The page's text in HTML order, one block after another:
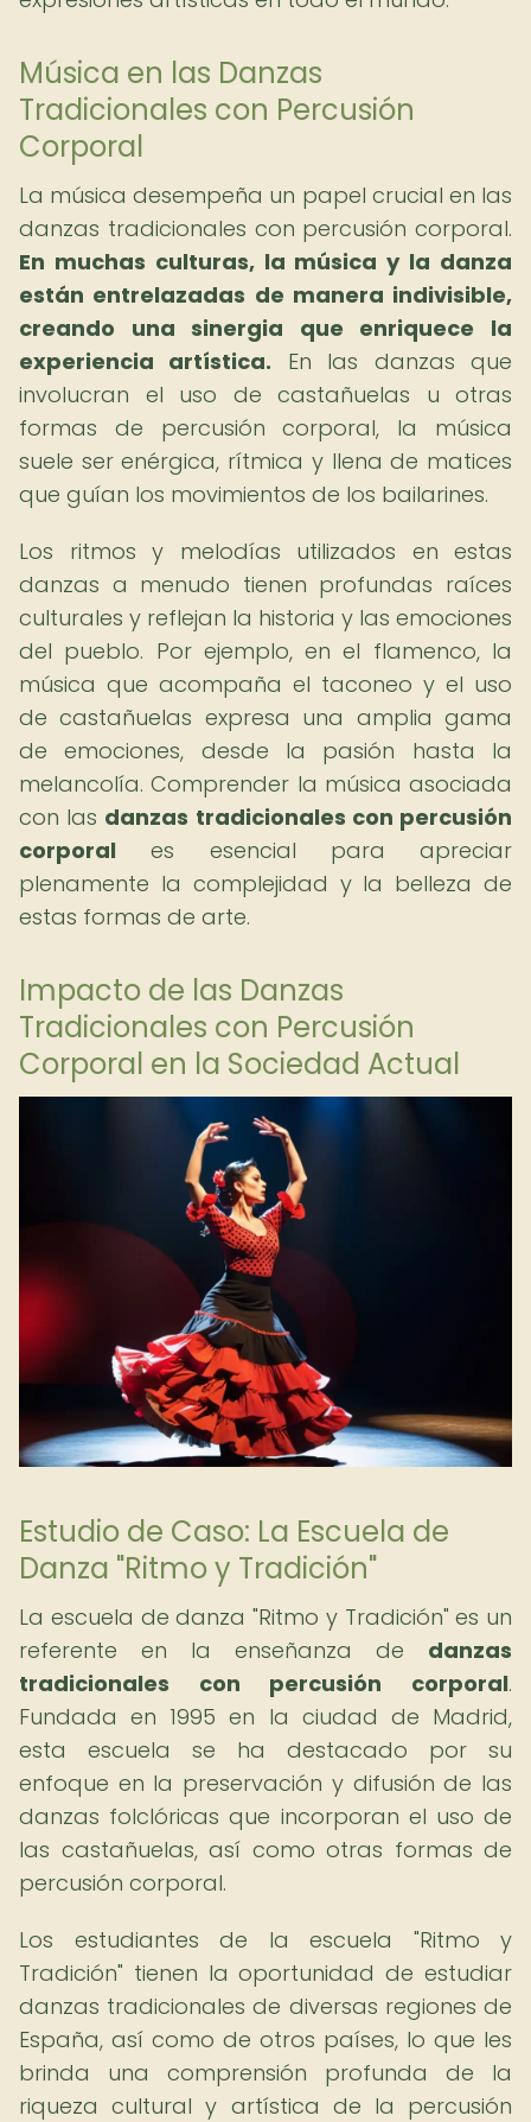
Música en las Danzas
Tradicionales con Percusión
Corporal
La música desempeña un papel crucial en las
danzas tradicionales con percusión corporal.
En muchas culturas, la música y la danza
están entrelazadas de manera indivisible,
creando una sinergia que enriquece la
experiencia artística. En las danzas que
involucran el uso de castañuelas u otras
formas de percusión corporal, la música
suele ser enérgica, rítmica y llena de matices
que guían los movimientos de los bailarines.
Los ritmos y melodías utilizados en estas
danzas a menudo tienen profundas raíces
culturales y reflejan la historia y las emociones
del pueblo. Por ejemplo, en el flamenco, la
música que acompaña el taconeo y el uso
de castañuelas expresa una amplia gama
de emociones, desde la pasión hasta la
melancolía. Comprender la música asociada
con las danzas tradicionales con percusión
corporal es esencial para apreciar
plenamente la complejidad y la belleza de
estas formas de arte.
Impacto de las Danzas
Tradicionales con Percusión
Corporal en la Sociedad Actual
Estudio de Caso: La Escuela de
Danza "Ritmo y Tradición"
La escuela de danza "Ritmo y Tradición" es un
referente en la enseñanza de danzas
tradicionales con percusión corporal.
Fundada en 1995 en la ciudad de Madrid,
esta escuela se ha destacado por su
enfoque en la preservación y difusión de las
danzas folclóricas que incorporan el uso de
las castañuelas, así como otras formas de
percusión corporal.
Los estudiantes de la escuela "Ritmo y
Tradición" tienen la oportunidad de estudiar
danzas tradicionales de diversas regiones de
España, así como de otros países, lo que les
brinda una comprensión profunda de la
riqueza cultural y artística de la percusión